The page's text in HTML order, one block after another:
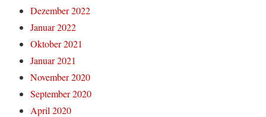
Dezember 2022
Januar 2022
Oktober 2021
Januar 2021
November 2020
September 2020
April 2020